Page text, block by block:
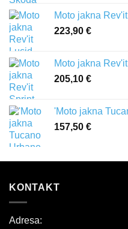
Moto jakna
223,90 €
Moto jakna
205,10 €
'Moto jakna
157,50 €
KONTAKT
Adresa: